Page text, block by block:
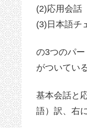
(2)応用会話
(3)日本語チ
の3つのパ
がついている
基本会話と
語）訳、右